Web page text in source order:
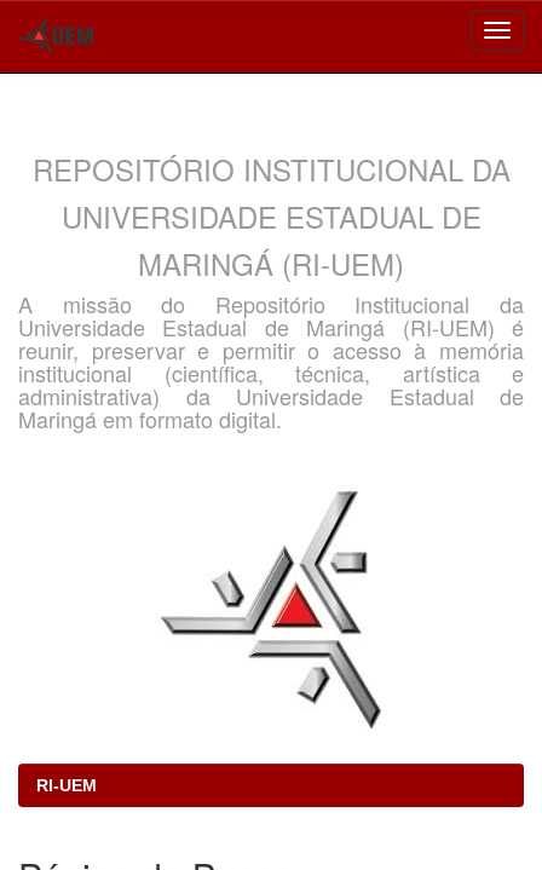
REPOSITÓRIO INSTITUCIONAL DA
UNIVERSIDADE ESTADUAL DE
MARINGÁ (RI-UEM)
A missão do Repositório Institucional da
Universidade Estadual de Maringá (RI-UEM) é
reunir, preservar e permitir o acesso à memória
institucional (científica, técnica, artística e
administrativa) da Universidade Estadual de
Maringá em formato digital.
RI-UEM